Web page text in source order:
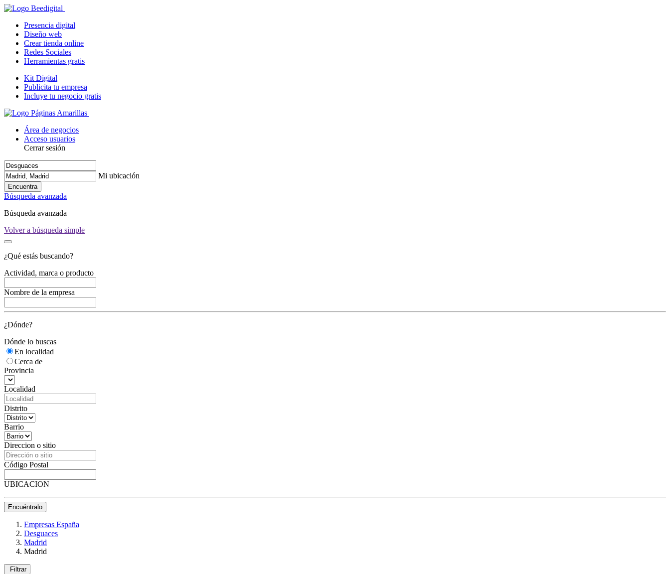
Presencia digital
Diseño web
Crear tienda online
Redes Sociales
Herramientas gratis
Kit Digital
Publicita tu empresa
Incluye tu negocio gratis
Área de negocios
Acceso usuarios
Cerrar sesión
Mi ubicación
Encuentra
Búsqueda avanzada
Búsqueda avanzada
Volver a búsqueda simple
¿Qué estás buscando?
Actividad, marca o producto
Nombre de la empresa
¿Dónde?
Dónde lo buscas
En localidad
Cerca de
Provincia
Localidad
Distrito
Barrio
Direccion o sitio
Código Postal
UBICACION
Encuéntralo
Empresas España
Desguaces
Madrid
Madrid
Filtrar